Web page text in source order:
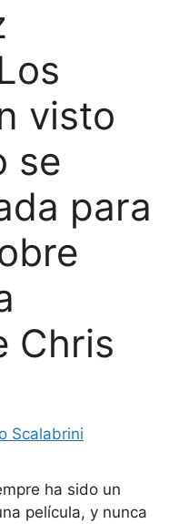
visto
se
para
Chris
Scalabrini
ha sido un
película, y nunca